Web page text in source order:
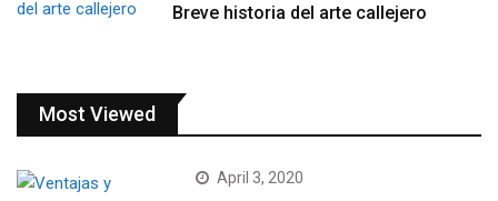
Breve historia del arte callejero
Most Viewed
April 3, 2020